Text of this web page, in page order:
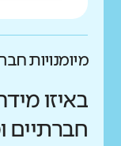
מיומנויות
באיזו
חברתיים